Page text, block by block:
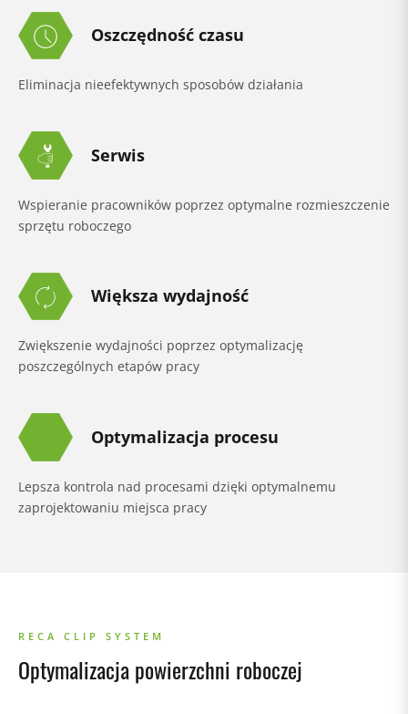
Oszczędność czasu
Eliminacja nieefektywnych sposobów działania
Serwis
Wspieranie pracowników poprzez optymalne rozmieszczenie
sprzętu roboczego
Większa wydajność
Zwiększenie wydajności poprzez optymalizację
poszczególnych etapów pracy
Optymalizacja procesu
Lepsza kontrola nad procesami dzięki optymalnemu
zaprojektowaniu miejsca pracy
RECA CLIP SYSTEM
Optymalizacja powierzchni roboczej